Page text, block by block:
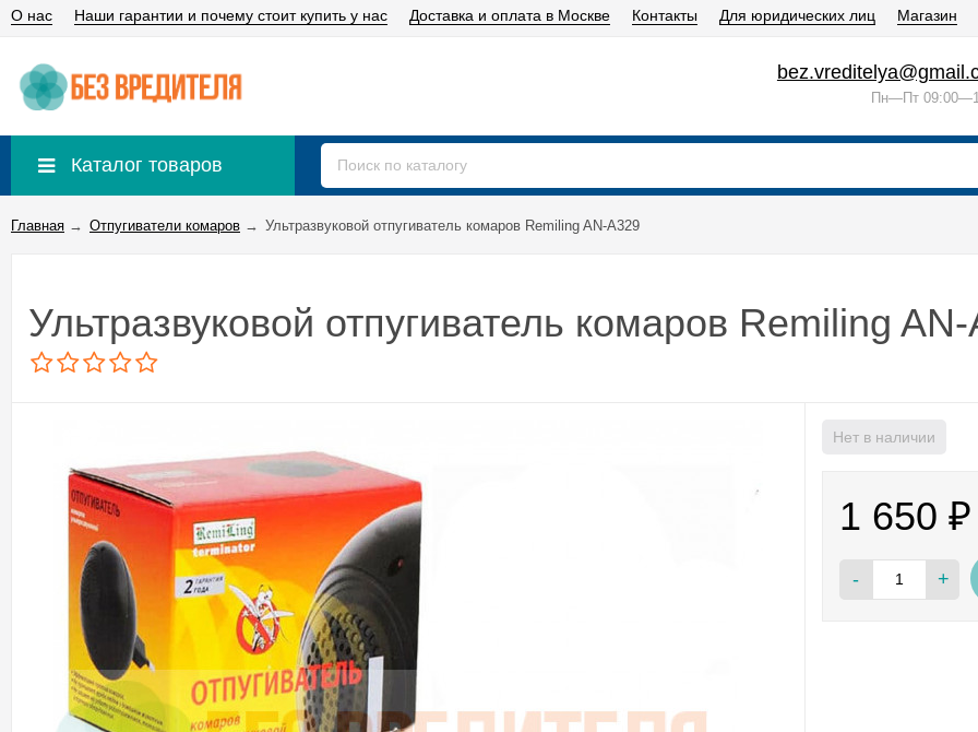
О нас Наши гарантии и почему стоит купить у нас Доставка и оплата в Москве Контакты Для юридических лиц Магазин
Пн—Пт
Каталог товаров
Главная → Отпугиватели комаров → Ультразвуковой отпугиватель комаров Remiling AN-A329
Ультразвуковой отпугиватель комаров Remiling
Нет в наличии
1 650₽
- +